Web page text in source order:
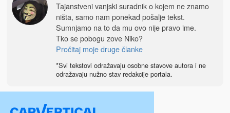
Tajanstveni vanjski suradnik o kojem ne znamo
ništa, samo nam ponekad pošalje tekst.
Sumnjamo na to da mu ovo nije pravo ime.
Tko se pobogu zove Niko?
Pročitaj moje druge članke
*Svi tekstovi odražavaju osobne stavove autora i ne
odražavaju nužno stav redakcije portala.